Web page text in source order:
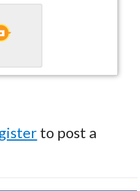
to post a